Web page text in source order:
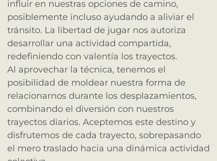
influir en nuestras opciones de camino,
posiblemente incluso ayudando a aliviar el
tránsito. La libertad de jugar nos autoriza
desarrollar una actividad compartida,
redefiniendo con valentía los trayectos.
Al aprovechar la técnica, tenemos el
posibilidad de moldear nuestra forma de
relacionarnos durante los desplazamientos,
combinando el diversión con nuestros
trayectos diarios. Aceptemos este destino y
disfrutemos de cada trayecto, sobrepasando
el mero traslado hacia una dinámica actividad